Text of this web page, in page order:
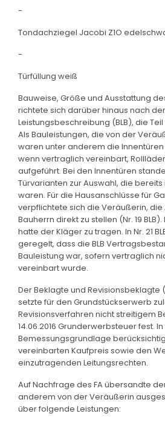
-
Tondachziegel Jacobi Z1O
-
Türfüllung weiß
Bauweise, Größe und Ausstattung
richtete sich darüber hinaus nach
Leistungsbeschreibung (BLB), die
Als Bauleistungen, die von der
waren unter anderem die Innentüren
wenn vertraglich vereinbart, Rollläden
aufgeführt. Bei den Innentüren
Türvarianten zur Auswahl, die
waren. Für die Hausanschlüsse für
verpflichtete sich die Veräußerin,
Bauherrn direkt zu stellen (Nr. 19
hatte der Kläger zu tragen. In Nr. 21
geregelt, dass die BLB
Bauleistung war, sofern vertraglich
vereinbart wurde.
Der Beklagte und Revisionsbeklagte
setzte für den Grundstückserwerb
Revisionsverfahren nicht streitigem
14.06.2016 Grunderwerbsteuer fest.
Bemessungsgrundlage
vereinbarten Kaufpreis sowie den
einzutragenden Leitungsrechten.
Auf Nachfrage des FA übersandte
anderem von der Veräußerin
über folgende Leistungen: